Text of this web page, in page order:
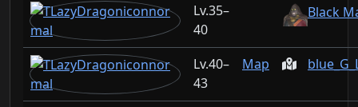
35–
40
Black
40–
43
Map